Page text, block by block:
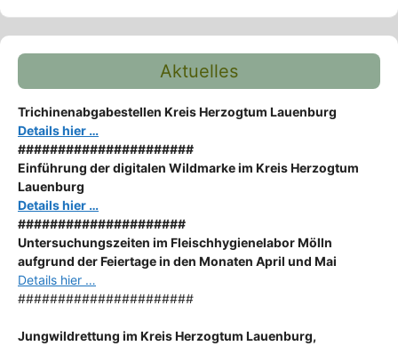
Aktuelles
Trichinenabgabestellen Kreis Herzogtum Lauenburg
Details hier …
######################
Einführung der digitalen Wildmarke im Kreis Herzogtum
Lauenburg
Details hier …
#####################
Untersuchungszeiten im Fleischhygienelabor Mölln
aufgrund der Feiertage in den Monaten April und Mai
Details hier …
######################
Jungwildrettung im Kreis Herzogtum Lauenburg,